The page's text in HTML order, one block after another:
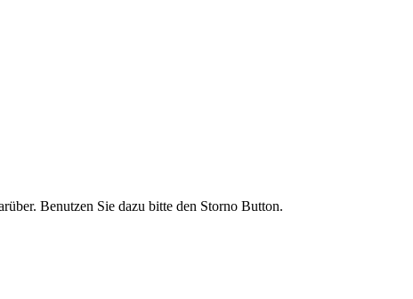
Benutzen Sie dazu bitte den Storno Button.